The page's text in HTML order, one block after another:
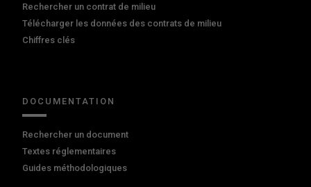
Rechercher un contrat de milieu
Télécharger les données des contrats de milieu
Chiffres clés
DOCUMENTATION
Rechercher un document
Textes réglementaires
Guides méthodologiques